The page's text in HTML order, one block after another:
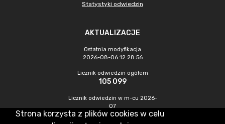
Statystyki odwiedzin
AKTUALIZACJE
Ostatnia modyfikacja
2026-08-06 12:28:56
Licznik odwiedzin ogółem
105 099
Licznik odwiedzin w m-cu 2026-
07
475
Strona korzysta z plików cookies w celu